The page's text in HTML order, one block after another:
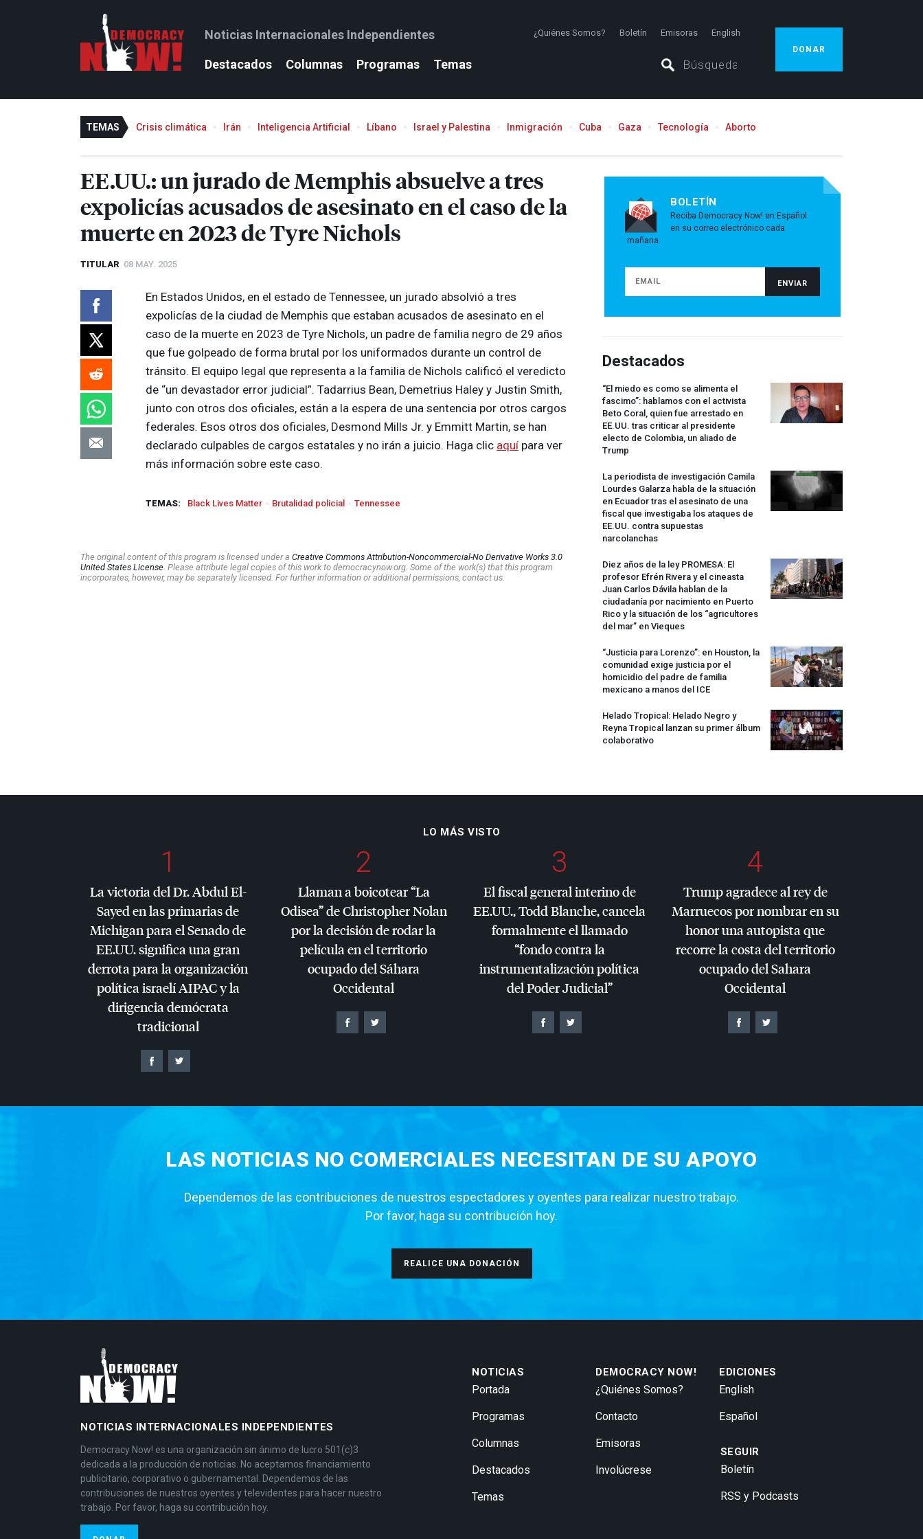
Noticias Internacionales Independientes ¿Quiénes Somos? Boletín Emisoras English
Destacados Columnas Programas Temas
DONAR
TEMAS Crisis climática Irán Inteligencia Artificial Líbano Israel y Palestina Inmigración Cuba Gaza Tecnología Aborto
EE.UU.: un jurado de Memphis absuelve a tres
expolicías acusados de asesinato en el caso de la
muerte en 2023 de Tyre Nichols
TITULAR 08 MAY. 2025
En Estados Unidos, en el estado de Tennessee, un jurado absolvió a tres
expolicías de la ciudad de Memphis que estaban acusados de asesinato en el
caso de la muerte en 2023 de Tyre Nichols, un padre de familia negro de 29 años
que fue golpeado de forma brutal por los uniformados durante un control de
tránsito. El equipo legal que representa a la familia de Nichols calificó el veredicto
de “un devastador error judicial”. Tadarrius Bean, Demetrius Haley y Justin Smith,
junto con otros dos oficiales, están a la espera de una sentencia por otros cargos
federales. Esos otros dos oficiales, Desmond Mills Jr. y Emmitt Martin, se han
declarado culpables de cargos estatales y no irán a juicio. Haga clic aquí para ver
más información sobre este caso.
TEMAS: Black Lives Matter Brutalidad policial Tennessee
The original content of this program is licensed under a Creative Commons Attribution-Noncommercial-No Derivative Works 3.0
United States License . Please attribute legal copies of this work to democracynow.org. Some of the work(s) that this program
incorporates, however, may be separately licensed. For further information or additional permissions, contact us.
BOLETÍN
Reciba Democracy Now! en Español
en su correo electrónico cada
mañana.
Destacados
“El miedo es como se alimenta el
fascimo”: hablamos con el activista
Beto Coral, quien fue arrestado en
EE.UU. tras criticar al presidente
electo de Colombia, un aliado de
Trump
La periodista de investigación Camila
Lourdes Galarza habla de la situación
en Ecuador tras el asesinato de una
fiscal que investigaba los ataques de
EE.UU. contra supuestas
narcolanchas
Diez años de la ley PROMESA: El
profesor Efrén Rivera y el cineasta
Juan Carlos Dávila hablan de la
ciudadanía por nacimiento en Puerto
Rico y la situación de los “agricultores
del mar” en Vieques
“Justicia para Lorenzo”: en Houston, la
comunidad exige justicia por el
homicidio del padre de familia
mexicano a manos del ICE
Helado Tropical: Helado Negro y
Reyna Tropical lanzan su primer álbum
colaborativo
LO MÁS VISTO
1
La victoria del Dr. Abdul El-
Sayed en las primarias de
Michigan para el Senado de
EE.UU. significa una gran
derrota para la organización
política israelíAIPACy la
dirigencia demócrata
tradicional
2
Llaman a boicotear “La
Odisea” de Christopher Nolan
por la decisión de rodar la
película en el territorio
ocupado del Sáhara
Occidental
3
El fiscal general interino de
EE.UU., Todd Blanche, cancela
formalmente el llamado
“fondo contra la
instrumentalización política
del Poder Judicial”
4
Trump agradece al rey de
Marruecos por nombrar en su
honor una autopista que
recorre la costa del territorio
ocupado del Sahara
Occidental
LAS NOTICIAS NO COMERCIALES NECESITAN DE SU APOYO
Dependemos de las contribuciones de nuestros espectadores y oyentes para realizar nuestro trabajo.
Por favor, haga su contribución hoy.
REALICE UNA DONACIÓN
NOTICIAS INTERNACIONALES INDEPENDIENTES
Democracy Now! es una organización sin ánimo de lucro 501(c)3
dedicada a la producción de noticias. No aceptamos financiamiento
publicitario, corporativo o gubernamental. Dependemos de las
contribuciones de nuestros oyentes y televidentes para hacer nuestro
trabajo. Por favor, haga su contribución hoy.
NOTICIAS
Portada
Programas
Columnas
Destacados
Temas
DEMOCRACY NOW!
¿Quiénes Somos?
Contacto
Emisoras
Involúcrese
EDICIONES
English
Español
SEGUIR
Boletín
RSS y Podcasts